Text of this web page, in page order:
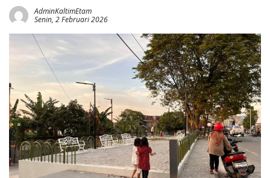
AdminKaltimEtam
Senin, 2 Februari 2026